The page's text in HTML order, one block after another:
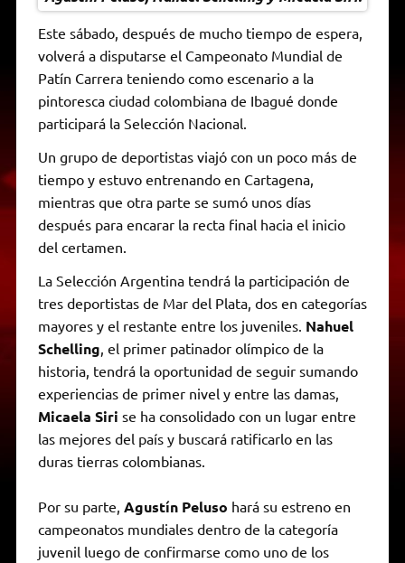
Este sábado, después de mucho tiempo de espera,
volverá a disputarse el Campeonato Mundial de
Patín Carrera teniendo como escenario a la
pintoresca ciudad colombiana de Ibagué donde
participará la Selección Nacional.
Un grupo de deportistas viajó con un poco más de
tiempo y estuvo entrenando en Cartagena,
mientras que otra parte se sumó unos días
después para encarar la recta final hacia el inicio
del certamen.
La Selección Argentina tendrá la participación de
tres deportistas de Mar del Plata, dos en categorías
mayores y el restante entre los juveniles. Nahuel
Schelling , el primer patinador olímpico de la
historia, tendrá la oportunidad de seguir sumando
experiencias de primer nivel y entre las damas,
Micaela Siri se ha consolidado con un lugar entre
las mejores del país y buscará ratificarlo en las
duras tierras colombianas.
Por su parte, Agustín Peluso hará su estreno en
campeonatos mundiales dentro de la categoría
juvenil luego de confirmarse como uno de los